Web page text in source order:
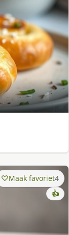
Maak favoriet4
👍